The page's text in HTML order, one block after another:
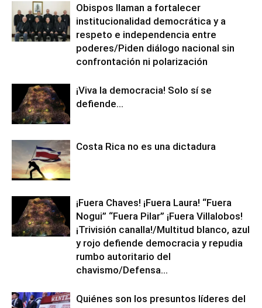
Obispos llaman a fortalecer
institucionalidad democrática y a
respeto e independencia entre
poderes/Piden diálogo nacional sin
confrontación ni polarización
¡Viva la democracia! Solo sí se
defiende…
Costa Rica no es una dictadura
¡Fuera Chaves! ¡Fuera Laura! “Fuera
Nogui” “Fuera Pilar” ¡Fuera Villalobos!
¡Trivisión canalla!/Multitud blanco, azul
y rojo defiende democracia y repudia
rumbo autoritario del
chavismo/Defensa...
Quiénes son los presuntos líderes del